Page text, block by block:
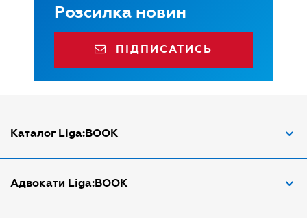
Розсилка новин
ПІДПИСАТИСЬ
Каталог Liga:BOOK
Адвокат по ДТП
Адвокати Liga:BOOK